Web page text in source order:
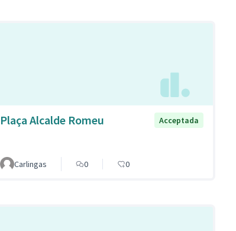
Plaça Alcalde Romeu Acceptada
Carlingas 0 0